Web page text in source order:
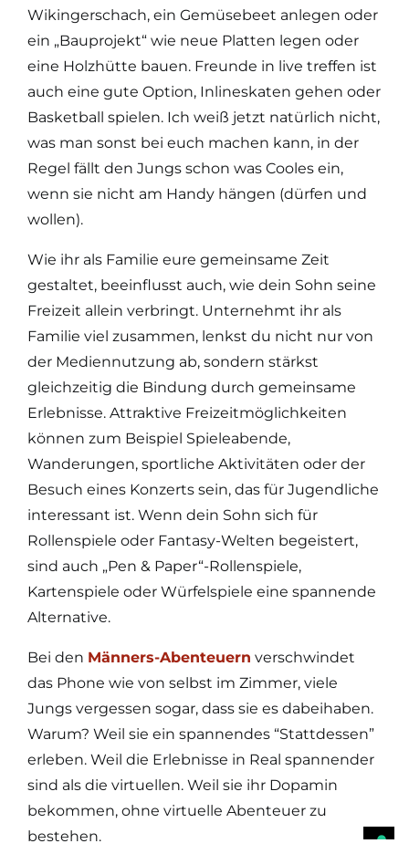
Wikingerschach, ein Gemüsebeet anlegen oder
ein „Bauprojekt“ wie neue Platten legen oder
eine Holzhütte bauen. Freunde in live treffen ist
auch eine gute Option, Inlineskaten gehen oder
Basketball spielen. Ich weiß jetzt natürlich nicht,
was man sonst bei euch machen kann, in der
Regel fällt den Jungs schon was Cooles ein,
wenn sie nicht am Handy hängen (dürfen und
wollen).
Wie ihr als Familie eure gemeinsame Zeit
gestaltet, beeinflusst auch, wie dein Sohn seine
Freizeit allein verbringt. Unternehmt ihr als
Familie viel zusammen, lenkst du nicht nur von
der Mediennutzung ab, sondern stärkst
gleichzeitig die Bindung durch gemeinsame
Erlebnisse. Attraktive Freizeitmöglichkeiten
können zum Beispiel Spieleabende,
Wanderungen, sportliche Aktivitäten oder der
Besuch eines Konzerts sein, das für Jugendliche
interessant ist. Wenn dein Sohn sich für
Rollenspiele oder Fantasy-Welten begeistert,
sind auch „Pen & Paper“-Rollenspiele,
Kartenspiele oder Würfelspiele eine spannende
Alternative.
Bei den Männers-Abenteuern verschwindet
das Phone wie von selbst im Zimmer, viele
Jungs vergessen sogar, dass sie es dabeihaben.
Warum? Weil sie ein spannendes “Stattdessen”
erleben. Weil die Erlebnisse in Real spannender
sind als die virtuellen. Weil sie ihr Dopamin
bekommen, ohne virtuelle Abenteuer zu
bestehen.